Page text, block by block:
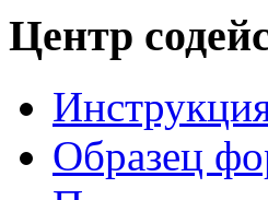
Центр
Образец